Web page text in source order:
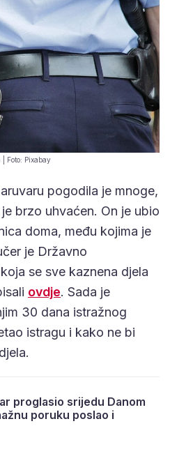
| Foto: Pixabay
pogodila je mnoge,
je brzo uhvaćen. On je ubio
doma, među kojima je
je Državno
se sve kaznena djela
ovdje. Sada je
30 dana istražnog
istragu i kako ne bi
proglasio srijedu Danom
poruku poslao i